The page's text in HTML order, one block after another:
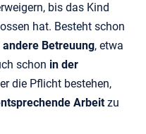
bis das Kind
hat. Besteht schon
Betreuung, etwa
schon in der
die Pflicht bestehen,
Arbeitzu